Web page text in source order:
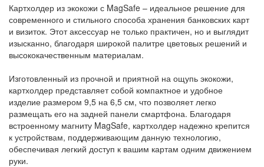
Картхолдер из экокожи с MagSafe – идеальное решение для
современного и стильного способа хранения банковских карт
и визиток. Этот аксессуар не только практичен, но и выглядит
изысканно, благодаря широкой палитре цветовых решений и
высококачественным материалам.
Изготовленный из прочной и приятной на ощупь экокожи,
картхолдер представляет собой компактное и удобное
изделие размером 9,5 на 6,5 см, что позволяет легко
размещать его на задней панели смартфона. Благодаря
встроенному магниту MagSafe, картхолдер надежно крепится
к устройствам, поддерживающим данную технологию,
обеспечивая легкий доступ к вашим картам одним движением
руки.